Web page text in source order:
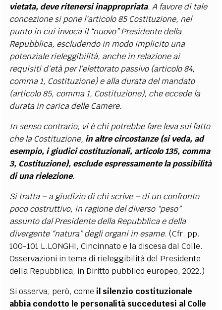
vietata, deve ritenersi inappropriata. A favore di tale
concezione si pone l’articolo 85 Costituzione, nel
punto in cui invoca il “nuovo” Presidente della
Repubblica, escludendo in modo implicito una
potenziale rieleggibilità, anche in relazione ai
requisiti d’età per l’elettorato passivo (articolo 84,
comma 1, Costituzione) e alla durata del mandato
(articolo 85, comma 1, Costituzione), che eccede la
durata in carica delle Camere.
In senso contrario, vi è chi potrebbe fare leva sul fatto
che la Costituzione, in altre circostanze (si veda, ad
esempio, i giudici costituzionali, articolo 135, comma
3, Costituzione), esclude espressamente la possibilità
di una rielezione.
Si tratta – a giudizio di chi scrive – di un confronto
poco costruttivo, in ragione del diverso “peso”
assunto dal Presidente della Repubblica e della
divergente “natura” degli organi in esame.(Cfr. pp.
100-101 L.LONGHI, Cincinnato e la discesa dal Colle.
Osservazioni in tema di rieleggibilità del Presidente
della Repubblica, in Diritto pubblico europeo, 2022.)
Si osserva, però, come il silenzio costituzionale
abbia condotto le personalità succedutesi al Colle